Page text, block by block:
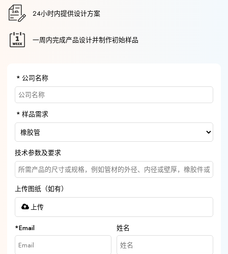
24小时内提供设计方案
一周内完成产品设计并制作初始样品
公司名称
样品需求
技术参数及要求
上传图纸（如有）
上传
*Email 姓名